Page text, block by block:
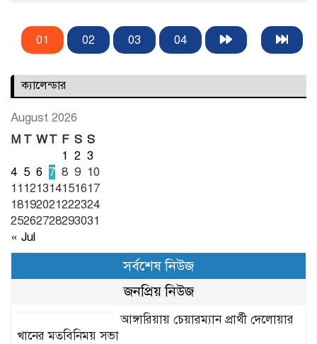
01 02 03 04
ক্যালেন্ডার
August 2026
M T WT F S S
1 2 3
4 5 6 7 8 9 10
11121314151617
18192021222324
25262728293031
« Jul
সর্বশেষ নিউজ
জনপ্রিয় নিউজ
আঙ্গারিয়ায় চেয়ারম্যান প্রার্থী দেলোয়ার
খানের মতবিনিময় সভা